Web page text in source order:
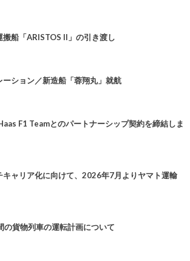
船「ARISTOS II」の引き渡し
ーション／新造船「蓉翔丸」就航
F1 Teamとのパートナーシップ契約を締結しま
キャリア化に向けて、2026年7月よりヤマト運輸
の貨物列車の運転計画について